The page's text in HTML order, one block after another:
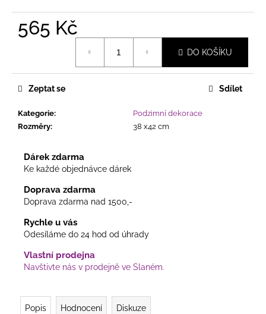
565 Kč
DO KOŠÍKU
Kategorie:
Podzimní dekorace
Rozměry: 38 x42 cm
Zeptat se Sdílet
Dárek zdarma
Ke každé objednávce dárek
Doprava zdarma
Doprava zdarma nad 1500,-
Rychle u vás
Odesíláme do 24 hod od úhrady
Vlastní prodejna
Navštivte nás v prodejně ve Slaném.
Popis Hodnocení Diskuze